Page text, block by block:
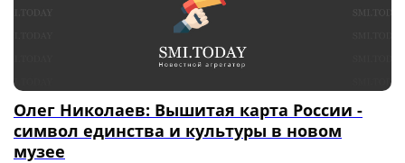
Олег Николаев: Вышитая карта России -
символ единства и культуры в новом
музее